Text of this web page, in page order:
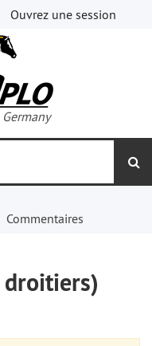
Ouvrez une session
Commentaires
droitiers)